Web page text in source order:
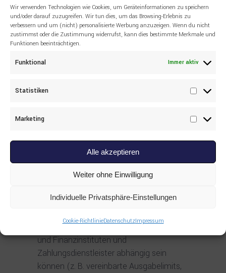
Wir verwenden Technologien wie Cookies, um Geräteinformationen zu speichern
und/oder darauf zuzugreifen. Wir tun dies, um das Browsing-Erlebnis zu
verbessern und um (nicht) personalisierte Werbung anzuzeigen. Wenn du nicht
zustimmst oder die Zustimmung widerrufst, kann dies bestimmte Merkmale und
Funktionen beeinträchtigen.
Funktional Immer aktiv
Statistiken
Marketing
Alle akzeptieren
Weiter ohne Einwilligung
Individuelle Privatsphäre-Einstellungen
Cookie-RichtlinieDatenschutzImpressum
Zahlungen sind, sofern nicht anders
vereinbart, ohne Abschlag, Skonti oder
andere Nachlässe zu leisten.
Beim Einsatz von Finanzinstituten und
Geschäftsbedingungen und
Zahlungsdienstleister. Kunden werden
als auch Informationen im Rahmen des
Bezahlungsvorgangs zu beachten. Dies
insbesondere, weil die
Zahlungsmethoden oder der Ablauf des
Vereinbarungen zwischen dem Kunden
und Finanzinstituten und
Zahlungsdienstleister abhängig sein
können (z. B. vereinbarte Ausgabelimits,